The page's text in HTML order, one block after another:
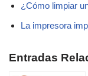
¿Cómo limpiar
La impresora
Entradas